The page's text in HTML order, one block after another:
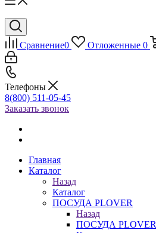
Сравнение0 Отложенные 0
Телефоны
8(800) 511-05-45
Заказать звонок
Главная
Каталог
Назад
Каталог
ПОСУДА PLOVER
Назад
ПОСУДА PLOVER